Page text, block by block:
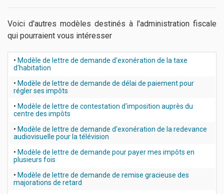
Voici d'autres modèles destinés à l'administration fiscale
qui pourraient vous intéresser
• Modèle de lettre de demande d'exonération de la taxe
d'habitation
• Modèle de lettre de demande de délai de paiement pour
régler ses impôts
• Modèle de lettre de contestation d'imposition auprès du
centre des impôts
• Modèle de lettre de demande d’exonération de la redevance
audiovisuelle pour la télévision
• Modèle de lettre de demande pour payer mes impôts en
plusieurs fois
• Modèle de lettre de demande de remise gracieuse des
majorations de retard